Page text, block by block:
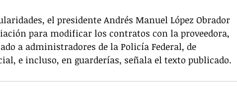
el presidente Andrés Manuel López Obrador
para modificar los contratos con la proveedora,
a administradores de la Policía Federal, de
e incluso, en guarderías, señala el texto publicado.